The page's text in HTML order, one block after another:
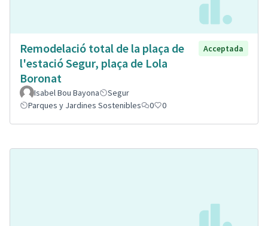
Remodelació total de la plaça de
l'estació Segur, plaça de Lola
Boronat
Acceptada
Isabel Bou Bayona
Segur
Parques y Jardines Sostenibles
0 0